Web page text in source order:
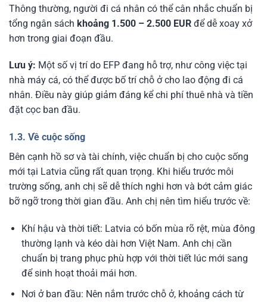
Thông thường, người đi cá nhân có thể cân nhắc chuẩn bị
tổng ngân sách khoảng 1.500 – 2.500 EUR để dễ xoay xở
hơn trong giai đoạn đầu.
Lưu ý: Một số vị trí do EFP đang hỗ trợ, như công việc tại
nhà máy cá, có thể được bố trí chỗ ở cho lao động đi cá
nhân. Điều này giúp giảm đáng kể chi phí thuê nhà và tiền
đặt cọc ban đầu.
1.3. Về cuộc sống
Bên cạnh hồ sơ và tài chính, việc chuẩn bị cho cuộc sống
mới tại Latvia cũng rất quan trọng. Khi hiểu trước môi
trường sống, anh chị sẽ dễ thích nghi hơn và bớt cảm giác
bỡ ngỡ trong thời gian đầu. Anh chị nên tìm hiểu trước về:
Khí hậu và thời tiết: Latvia có bốn mùa rõ rệt, mùa đông
thường lạnh và kéo dài hơn Việt Nam. Anh chị cần
chuẩn bị trang phục phù hợp với thời tiết lúc mới sang
để sinh hoạt thoải mái hơn.
Nơi ở ban đầu: Nên nắm trước chỗ ở, khoảng cách từ